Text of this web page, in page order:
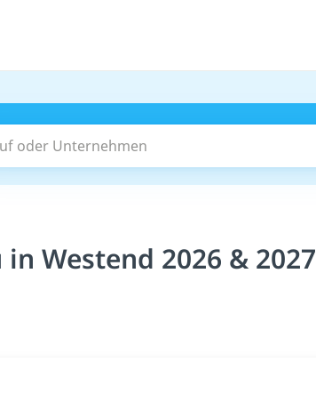
oder Unternehmen
Westend 2026 & 2027